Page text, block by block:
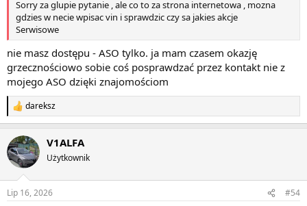
Sorry za glupie pytanie , ale co to za strona internetowa , mozna
gdzies w necie wpisac vin i sprawdzic czy sa jakies akcje
Serwisowe
nie masz dostępu - ASO tylko. ja mam czasem okazję
grzecznościowo sobie coś posprawdzać przez kontakt nie z
mojego ASO dzięki znajomościom
R
e
k
c
j
:
dareksz
V1ALFA
Użytkownik
Lip 16, 2026 #54